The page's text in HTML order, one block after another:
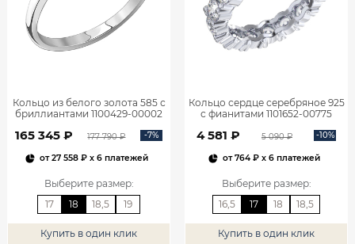
Кольцо из белого золота 585 с
бриллиантами 1100429-00002
165 345 ₽ 177 790 ₽ -7%
от27 558 ₽x 6 платежей
Выберите размер:
17
18 18,5 19
Купить в один клик
Кольцо сердце серебряное 925
с фианитами 1101652-00775
4 581 ₽ 5 090 ₽ -10%
от764 ₽x 6 платежей
Выберите размер:
16,5
17 18 18,5
Купить в один клик